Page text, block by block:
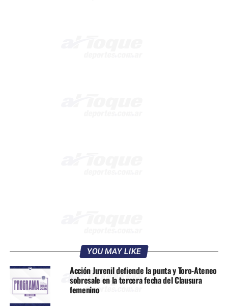
YOU MAY LIKE
Acción Juvenil defiende la punta y Toro-Ateneo
sobresale en la tercera fecha del Clausura
femenino